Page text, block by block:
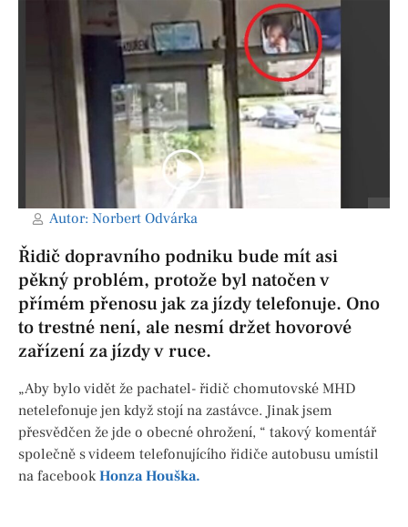
Autor: Norbert Odvárka
Řidič dopravního podniku bude mít asi
pěkný problém, protože byl natočen v
přímém přenosu jak za jízdy telefonuje. Ono
to trestné není, ale nesmí držet hovorové
zařízení za jízdy v ruce.
„Aby bylo vidět že pachatel- řidič chomutovské MHD
netelefonuje jen když stojí na zastávce. Jinak jsem
přesvědčen že jde o obecné ohrožení, “ takový komentář
společně s videem telefonujícího řidiče autobusu umístil
na facebookHonza Houška.